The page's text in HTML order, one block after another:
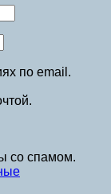
по email.
со спамом.